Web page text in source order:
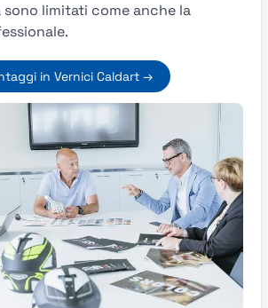
limitati come anche la
in Vernici Caldart →